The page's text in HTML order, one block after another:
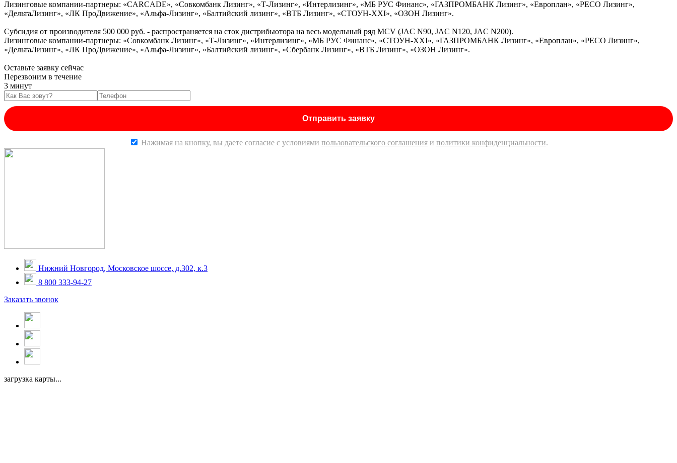
Лизинговые компании-партнеры: «CARCADE», «Совкомбанк Лизинг», «Т-Лизинг», «Интерлизинг», «МБ РУС Финанс», «ГАЗПРОМБАНК Лизинг», «Европлан», «РЕСО Лизинг»,
«ДельтаЛизинг», «ЛК ПроДвижение», «Альфа-Лизинг», «Балтийский лизинг», «ВТБ Лизинг», «СТОУН-XXI», «ОЗОН Лизинг».
Субсидия от производителя 500 000 руб. - распространяется на сток дистрибьютора на весь модельный ряд MCV (JAC N90, JAC N120, JAC N200).
Лизинговые компании-партнеры: «Совкомбанк Лизинг», «Т-Лизинг», «Интерлизинг», «МБ РУС Финанс», «СТОУН-XXI», «ГАЗПРОМБАНК Лизинг», «Европлан», «РЕСО Лизинг»,
«ДельтаЛизинг», «ЛК ПроДвижение», «Альфа-Лизинг», «Балтийский лизинг», «Сбербанк Лизинг», «ВТБ Лизинг», «ОЗОН Лизинг».
Оставьте заявку сейчас
Перезвоним в течение
3 минут
Нажимая на кнопку, вы даете согласие c условиями пользовательского соглашения и политики конфиденциальности.
Нижний Новгород, Московское шоссе, д.302, к.3
8 800 333-94-27
Заказать звонок
загрузка карты...